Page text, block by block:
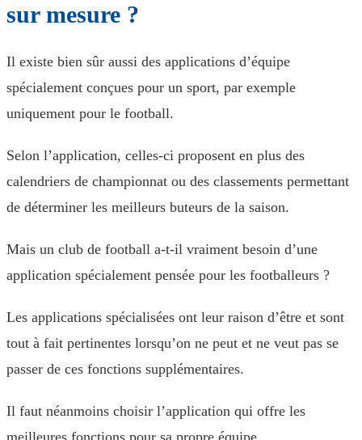
sur mesure ?
Il existe bien sûr aussi des applications d’équipe
spécialement conçues pour un sport, par exemple
uniquement pour le football.
Selon l’application, celles-ci proposent en plus des
calendriers de championnat ou des classements permettant
de déterminer les meilleurs buteurs de la saison.
Mais un club de football a-t-il vraiment besoin d’une
application spécialement pensée pour les footballeurs ?
Les applications spécialisées ont leur raison d’être et sont
tout à fait pertinentes lorsqu’on ne peut et ne veut pas se
passer de ces fonctions supplémentaires.
Il faut néanmoins choisir l’application qui offre les
meilleures fonctions pour sa propre équipe.